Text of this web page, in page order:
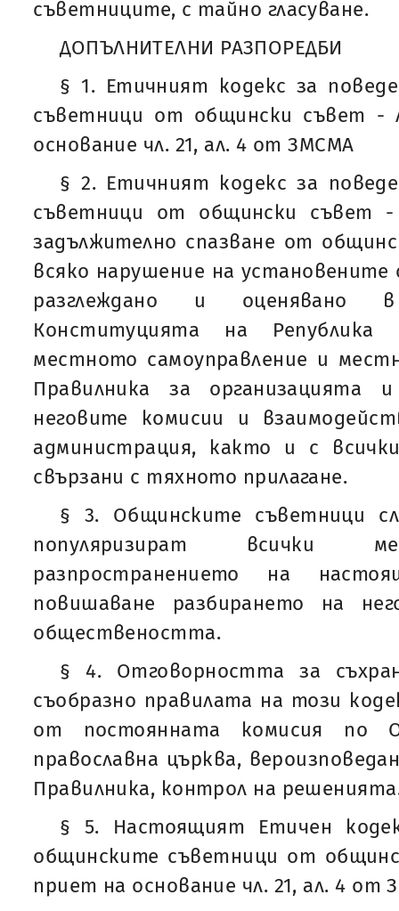
съветниците, с тайно гласуване.
ДОПЪЛНИТЕЛНИ РАЗПОРЕДБИ
§ 1. Етичният кодекс за
съветници от общински съвет -
основание чл. 21, ал. 4 от ЗМСМА
§ 2. Етичният кодекс за
съветници от общински съвет -
задължително спазване от
всяко нарушение на установените
разглеждано и оценявано
Конституцията на Република
местното самоуправление и
Правилника за
неговите комисии и
администрация, както и с
свързани с тяхното прилагане.
§ 3. Общинските съветници
популяризират всички
разпространението на
повишаване разбирането на
обществеността.
§ 4. Отговорността за
съобразно правилата на този
от постоянната комисия по
православна църква,
Правилника, контрол на
§ 5. Настоящият Етичен
общинските съветници от
приет на основание чл. 21, ал. 4 от